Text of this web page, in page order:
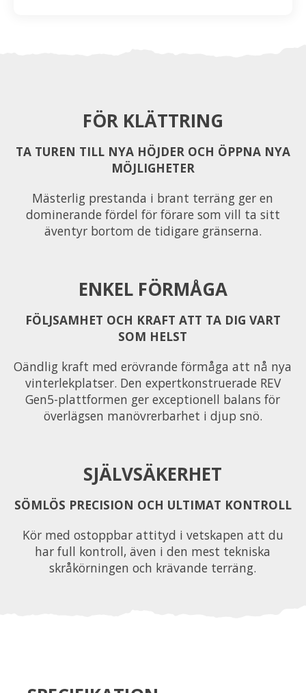
FÖR KLÄTTRING
TA TUREN TILL NYA HÖJDER OCH ÖPPNA NYA
MÖJLIGHETER
Mästerlig prestanda i brant terräng ger en
dominerande fördel för förare som vill ta sitt
äventyr bortom de tidigare gränserna.
ENKEL FÖRMÅGA
FÖLJSAMHET OCH KRAFT ATT TA DIG VART
SOM HELST
Oändlig kraft med erövrande förmåga att nå nya
vinterlekplatser. Den expertkonstruerade REV
Gen5-plattformen ger exceptionell balans för
överlägsen manövrerbarhet i djup snö.
SJÄLVSÄKERHET
SÖMLÖS PRECISION OCH ULTIMAT KONTROLL
Kör med ostoppbar attityd i vetskapen att du
har full kontroll, även i den mest tekniska
skråkörningen och krävande terräng.